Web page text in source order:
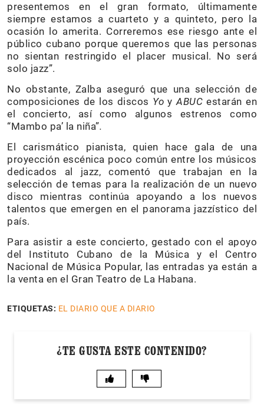
presentemos en el gran formato, últimamente
siempre estamos a cuarteto y a quinteto, pero la
ocasión lo amerita. Correremos ese riesgo ante el
público cubano porque queremos que las personas
no sientan restringido el placer musical. No será
solo jazz”.
No obstante, Zalba aseguró que una selección de
composiciones de los discos Yo yABUC estarán en
el concierto, así como algunos estrenos como
“Mambo pa’ la niña”.
El carismático pianista, quien hace gala de una
proyección escénica poco común entre los músicos
dedicados al jazz, comentó que trabajan en la
selección de temas para la realización de un nuevo
disco mientras continúa apoyando a los nuevos
talentos que emergen en el panorama jazzístico del
país.
Para asistir a este concierto, gestado con el apoyo
del Instituto Cubano de la Música y el Centro
Nacional de Música Popular, las entradas ya están a
la venta en el Gran Teatro de La Habana.
ETIQUETAS: EL DIARIO QUE A DIARIO
¿TE GUSTA ESTE CONTENIDO?